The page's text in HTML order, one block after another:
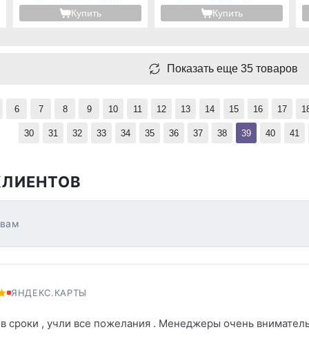
Купить Купить
Показать еще 35 товаров
6 7 8 9 10 11 12 13 14 15 16 17
30 31 32 33 34 35 36 37 38 39 40 41
ЯНДЕКС.КАРТЫ
сроки , учли все пожелания . Менеджеры очень